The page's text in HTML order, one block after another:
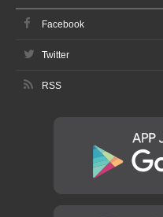
Facebook
Twitter
RSS